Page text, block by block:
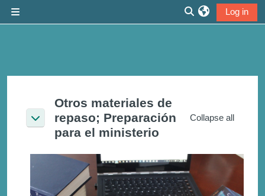
Toggle search
Log in
Collapse
Otros materiales de
repaso; Preparación
para el ministerio
Collapse all